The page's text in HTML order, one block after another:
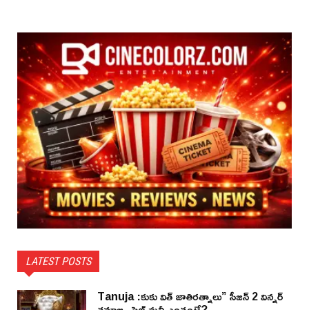
LATEST POSTS
Tanuja :కుకు విత్ జాతిరత్నాలు” సీజన్ 2 విన్నర్